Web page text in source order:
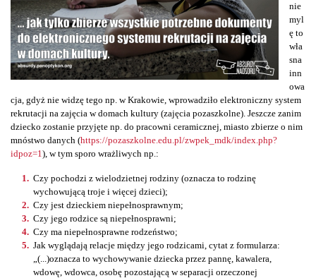
nie
myl
ę to
wła
sna
inn
owa
cja, gdyż nie widzę tego np. w Krakowie, wprowadziło elektroniczny system
rekrutacji na zajęcia w domach kultury (zajęcia pozaszkolne). Jeszcze zanim
dziecko zostanie przyjęte np. do pracowni ceramicznej, miasto zbierze o nim
mnóstwo danych (https://pozaszkolne.edu.pl/zwpek_mdk/index.php?
idpoz=1), w tym sporo wrażliwych np.:
Czy pochodzi z wielodzietnej rodziny (oznacza to rodzinę
wychowującą troje i więcej dzieci);
Czy jest dzieckiem niepełnosprawnym;
Czy jego rodzice są niepełnosprawni;
Czy ma niepełnosprawne rodzeństwo;
Jak wyglądają relacje między jego rodzicami, cytat z formularza:
„(...)oznacza to wychowywanie dziecka przez pannę, kawalera,
wdowę, wdowca, osobę pozostającą w separacji orzeczonej